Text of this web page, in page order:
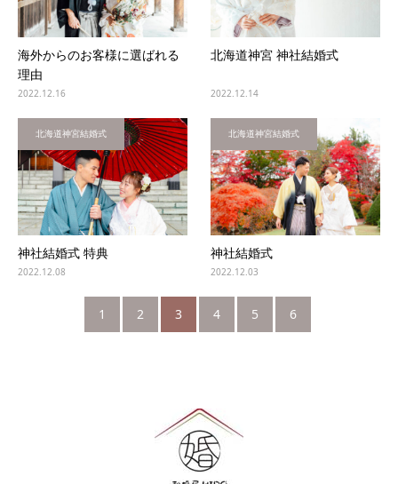
海外からのお客様に選ばれる
理由
2022.12.16
北海道神宮 神社結婚式
2022.12.14
北海道神宮結婚式
神社結婚式 特典
2022.12.08
北海道神宮結婚式
神社結婚式
2022.12.03
1 2 3 4 5 6